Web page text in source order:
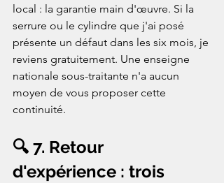
local : la garantie main d'œuvre. Si la
serrure ou le cylindre que j'ai posé
présente un défaut dans les six mois, je
reviens gratuitement. Une enseigne
nationale sous-traitante n'a aucun
moyen de vous proposer cette
continuité.
🔍 7. Retour
d'expérience : trois